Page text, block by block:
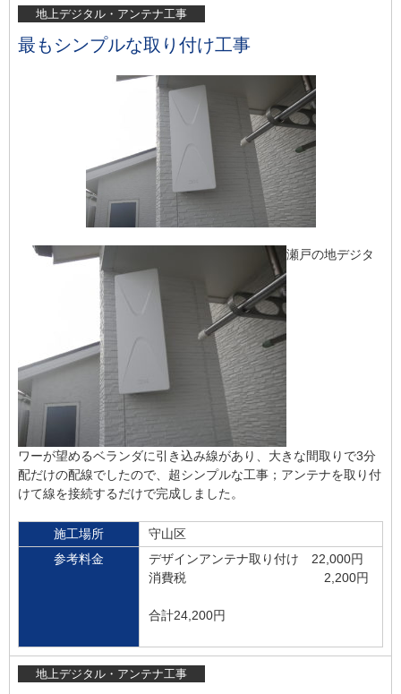
地上デジタル・アンテナ工事
最もシンプルな取り付け工事
瀬戸の地デジタ
ワーが望めるベランダに引き込み線があり、大きな間取りで3分
配だけの配線でしたので、超シンプルな工事；アンテナを取り付
けて線を接続するだけで完成しました。
施工場所
守山区
参考料金
デザインアンテナ取り付け 22,000円
消費税 2,200円
合計24,200円
地上デジタル・アンテナ工事